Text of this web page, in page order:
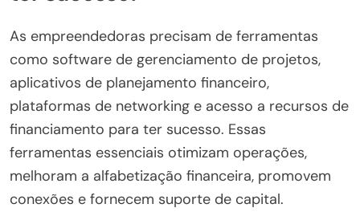
As empreendedoras precisam de ferramentas
como software de gerenciamento de projetos,
aplicativos de planejamento financeiro,
plataformas de networking e acesso a recursos de
financiamento para ter sucesso. Essas
ferramentas essenciais otimizam operações,
melhoram a alfabetização financeira, promovem
conexões e fornecem suporte de capital.